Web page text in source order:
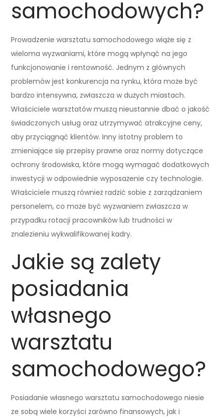
samochodowych?
Prowadzenie warsztatu samochodowego wiąże się z
wieloma wyzwaniami, które mogą wpłynąć na jego
funkcjonowanie i rentowność. Jednym z głównych
problemów jest konkurencja na rynku, która może być
bardzo intensywna, zwłaszcza w dużych miastach.
Właściciele warsztatów muszą nieustannie dbać o jakość
świadczonych usług oraz utrzymywać atrakcyjne ceny,
aby przyciągnąć klientów. Inny istotny problem to
zmieniające się przepisy prawne oraz normy dotyczące
ochrony środowiska, które mogą wymagać dodatkowych
inwestycji w odpowiednie wyposażenie czy technologie.
Właściciele muszą również radzić sobie z zarządzaniem
personelem, co może być wyzwaniem zwłaszcza w
przypadku rotacji pracowników lub trudności w
znalezieniu wykwalifikowanej kadry.
Jakie są zalety
posiadania
własnego
warsztatu
samochodowego?
Posiadanie własnego warsztatu samochodowego niesie
ze sobą wiele korzyści zarówno finansowych, jak i